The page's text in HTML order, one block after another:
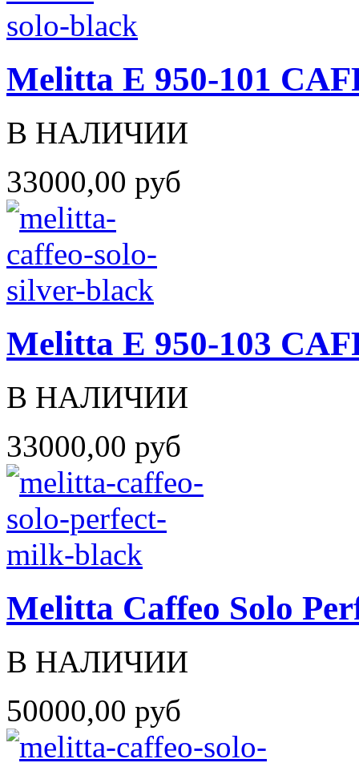
Melitta Е 950-101
В НАЛИЧИИ
33000,00 руб
Melitta Е 950-103
В НАЛИЧИИ
33000,00 руб
Melitta Caffeo Solo
В НАЛИЧИИ
50000,00 руб